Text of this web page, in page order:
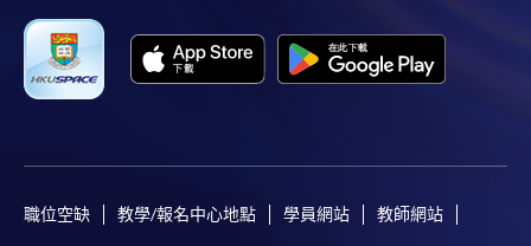
職位空缺 教學/報名中心地點 學員網站 教師網站